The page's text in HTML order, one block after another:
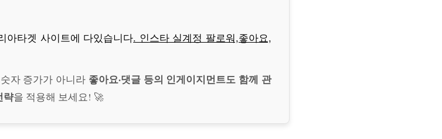
아타겟 사이트에 다있습니다. 인스타 실계정 팔로워,좋아요,
자 증가가 아니라 좋아요·댓글 등의 인게이지먼트도 함께 관
략을 적용해 보세요! 🚀